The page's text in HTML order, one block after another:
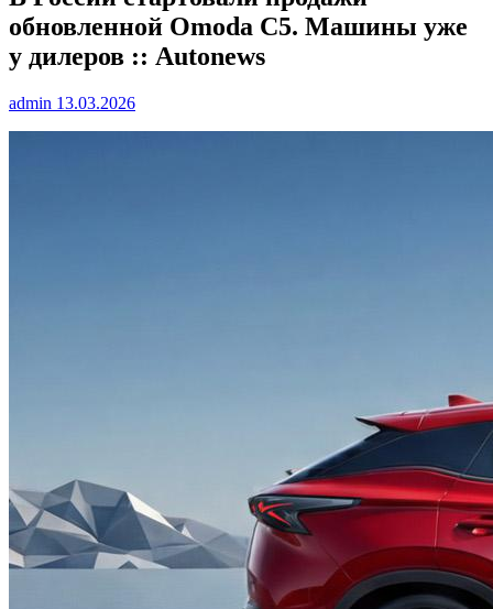
обновленной Omoda C5. Машины уже
у дилеров :: Autonews
admin 13.03.2026